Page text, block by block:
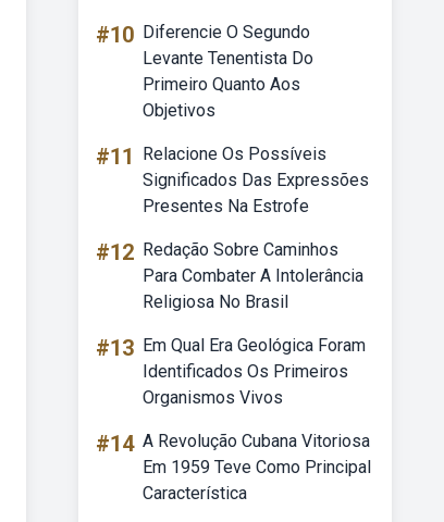
#10 Diferencie O Segundo
Levante Tenentista Do
Primeiro Quanto Aos
Objetivos
#11
Relacione Os Possíveis
Significados Das Expressões
Presentes Na Estrofe
#12 Redação Sobre Caminhos
Para Combater A Intolerância
Religiosa No Brasil
#13 Em Qual Era Geológica Foram
Identificados Os Primeiros
Organismos Vivos
#14 A Revolução Cubana Vitoriosa
Em 1959 Teve Como Principal
Característica